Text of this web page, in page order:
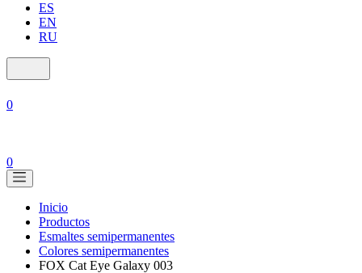
ES
EN
RU
0
0
Inicio
Productos
Esmaltes semipermanentes
Colores semipermanentes
FOX Cat Eye Galaxy 003